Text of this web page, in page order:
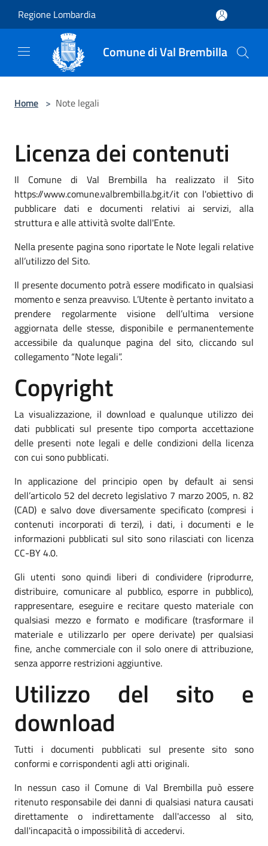
Regione Lombardia
Comune di Val Brembilla
Home > Note legali
Licenza dei contenuti
Il Comune di Val Brembilla ha realizzato il Sito
https://www.comune.valbrembilla.bg.it/it con l'obiettivo di
pubblicare dati e documenti relativi ai servizi, alla
struttura e alle attività svolte dall'Ente.
Nella presente pagina sono riportate le Note legali relative
all’utilizzo del Sito.
Il presente documento potrà essere modificato in qualsiasi
momento e senza preavviso. L’Utente è pertanto invitato a
prendere regolarmente visione dell’ultima versione
aggiornata delle stesse, disponibile e permanentemente
accessibile da qualunque pagina del sito, cliccando sul
collegamento “Note legali”.
Copyright
La visualizzazione, il download e qualunque utilizzo dei
dati pubblicati sul presente tipo comporta accettazione
delle presenti note legali e delle condizioni della licenza
con cui sono pubblicati.
In applicazione del principio open by default ai sensi
dell’articolo 52 del decreto legislativo 7 marzo 2005, n. 82
(CAD) e salvo dove diversamente specificato (compresi i
contenuti incorporati di terzi), i dati, i documenti e le
informazioni pubblicati sul sito sono rilasciati con licenza
CC-BY 4.0.
Gli utenti sono quindi liberi di condividere (riprodurre,
distribuire, comunicare al pubblico, esporre in pubblico),
rappresentare, eseguire e recitare questo materiale con
qualsiasi mezzo e formato e modificare (trasformare il
materiale e utilizzarlo per opere derivate) per qualsiasi
fine, anche commerciale con il solo onere di attribuzione,
senza apporre restrizioni aggiuntive.
Utilizzo del sito e
download
Tutti i documenti pubblicati sul presente sito sono
conformi e corrispondenti agli atti originali.
In nessun caso il Comune di Val Brembilla può essere
ritenuto responsabile dei danni di qualsiasi natura causati
direttamente o indirettamente dall'accesso al sito,
dall'incapacità o impossibilità di accedervi.